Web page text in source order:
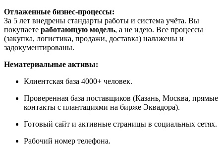
Отлаженные бизнес-процессы:
За 5 лет внедрены стандарты работы и система учёта. Вы
покупаете работающую модель, а не идею. Все процессы
(закупка, логистика, продажи, доставка) налажены и
задокументированы.
Нематериальные активы:
Клиентская база 4000+ человек.
Проверенная база поставщиков (Казань, Москва, прямые
контакты с плантациями на бирже Эквадора).
Готовый сайт и активные страницы в социальных сетях.
Рабочий номер телефона.